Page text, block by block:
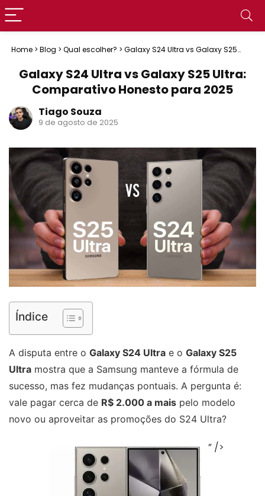
Home > Blog > Qual escolher? > Galaxy S24 Ultra vs Galaxy S25
Galaxy S24 Ultra vs Galaxy S25 Ultra:
Comparativo Honesto para 2025
Tiago Souza
9 de agosto de 2025
Índice
A disputa entre o Galaxy S24 Ultra e o Galaxy S25
Ultra mostra que a Samsung manteve a fórmula de
sucesso, mas fez mudanças pontuais. A pergunta é:
vale pagar cerca de R$ 2.000 a mais pelo modelo
novo ou aproveitar as promoções do S24 Ultra?
” />